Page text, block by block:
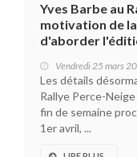
Yves Barbe au
motivation de
d'aborder
Vendredi 25 mars
Les détails
Rallye Perce-
fin de semaine
1er avril, ...